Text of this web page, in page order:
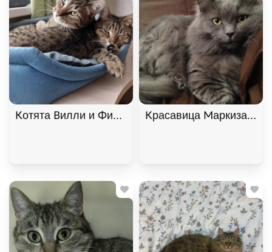
Котята Вилли и Филя ищут дом. В дар!, Табби,
Красавица Маркиза